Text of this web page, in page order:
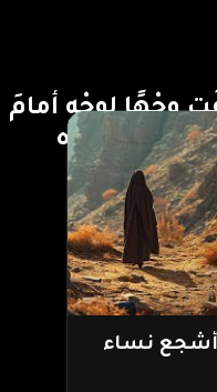
وجْهًا لوجْهٍ أمامَ
ما يكره
أشجع نساء